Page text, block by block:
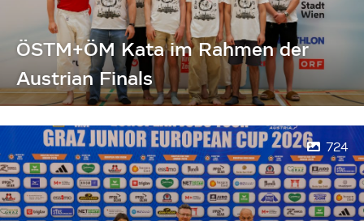
ÖSTM+ÖM Kata im Rahmen der
Austrian Finals
724